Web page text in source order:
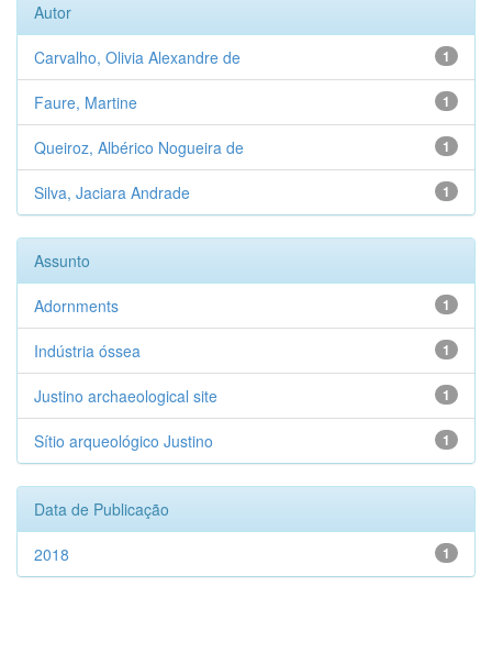
Autor
1
Carvalho, Olivia Alexandre de
1
Faure, Martine
1
Queiroz, Albérico Nogueira de
1
Silva, Jaciara Andrade
Assunto
1
Adornments
1
Indústria óssea
1
Justino archaeological site
1
Sítio arqueológico Justino
Data de Publicação
1
2018